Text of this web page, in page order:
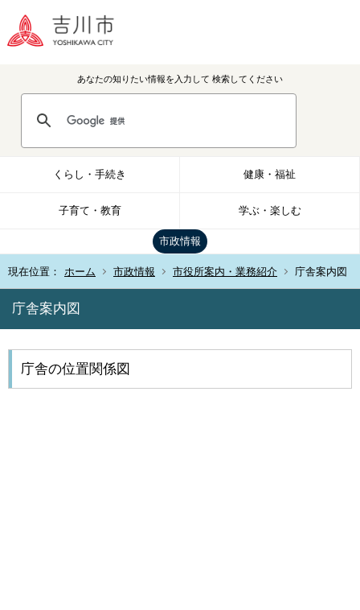
あなたの知りたい情報を入力して 検索してください
くらし・手続き 健康・福祉
子育て・教育 学ぶ・楽しむ
市政情報
現在位置： ホーム 市政情報 市役所案内・業務紹介 庁舎案内図
庁舎案内図
庁舎の位置関係図